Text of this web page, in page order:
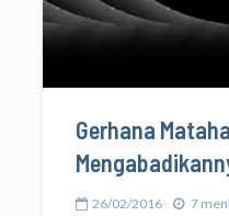
Gerhana
26/02/2016 7